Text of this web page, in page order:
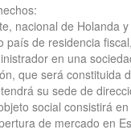
nacional de Holanda
país de residencia
en una
que será constituida
su sede de
social consistirá en
de mercado en